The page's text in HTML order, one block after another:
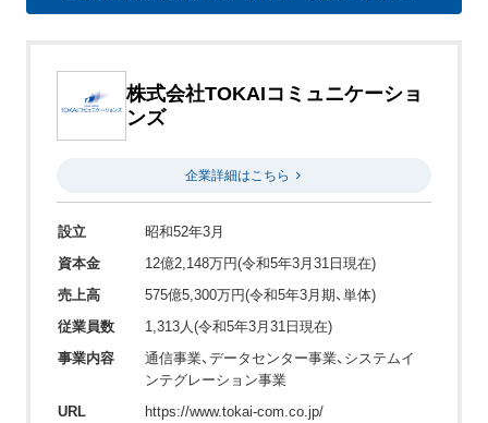
株式会社TOKAIコミュニケーショ
ンズ
企業詳細はこちら
設立
昭和52年3月
資本金
12億2,148万円(令和5年3月31日現在)
売上高
575億5,300万円(令和5年3月期、単体)
従業員数
1,313人(令和5年3月31日現在)
事業内容
通信事業、データセンター事業、システムイ
ンテグレーション事業
URL
https://www.tokai-com.co.jp/